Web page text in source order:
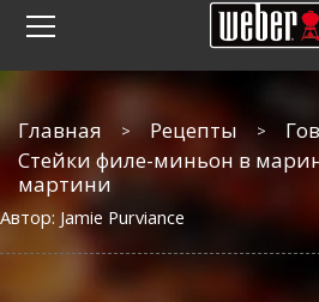
Главная Рецепты
Стейки филе-миньон в
мартини
Автор: Jamie Purviance